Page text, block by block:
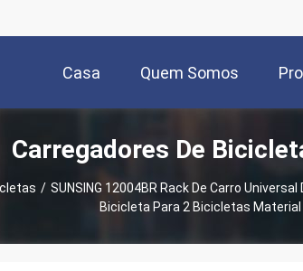
Casa Quem Somos
Carregadores De
/ SUNSING 12004BR Rack De Carro
Bicicleta Para 2 Bicicletas Material